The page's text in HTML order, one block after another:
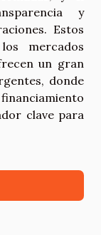
y
Estos
mercados
un gran
donde
clave para